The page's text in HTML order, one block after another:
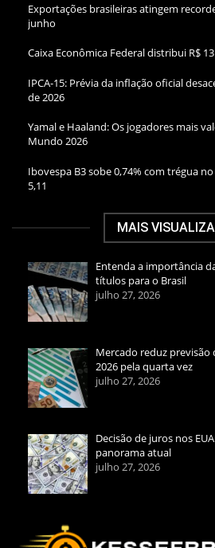
Exportações brasileiras atingem
junho
Caixa Econômica Federal distribui R$
IPCA-15: Prévia da inflação oficial
de 2026
Yamal e Haaland: Os jogadores mais
Mundo 2026
Ibovespa B3 sobe 0,74% com trégua
5,11
MAIS
Entenda a importância
títulos para o Brasil
julho 27, 2026
Mercado reduz previsão
2026 pela quarta vez
julho 27, 2026
Decisão de juros nos
panorama atual
julho 27, 2026